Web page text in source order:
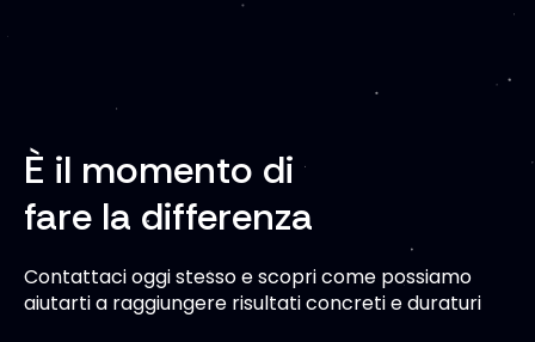
garantire costantemente performance
È il momento di
fare la differenza
Contattaci oggi stesso e scopri come possiamo
aiutarti a raggiungere risultati concreti e duraturi